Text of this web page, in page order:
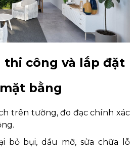
thi công và lắp đặt
bằng
trên tường, đo đạc chính xác
bỏ bụi, dầu mỡ, sửa chữa lỗ